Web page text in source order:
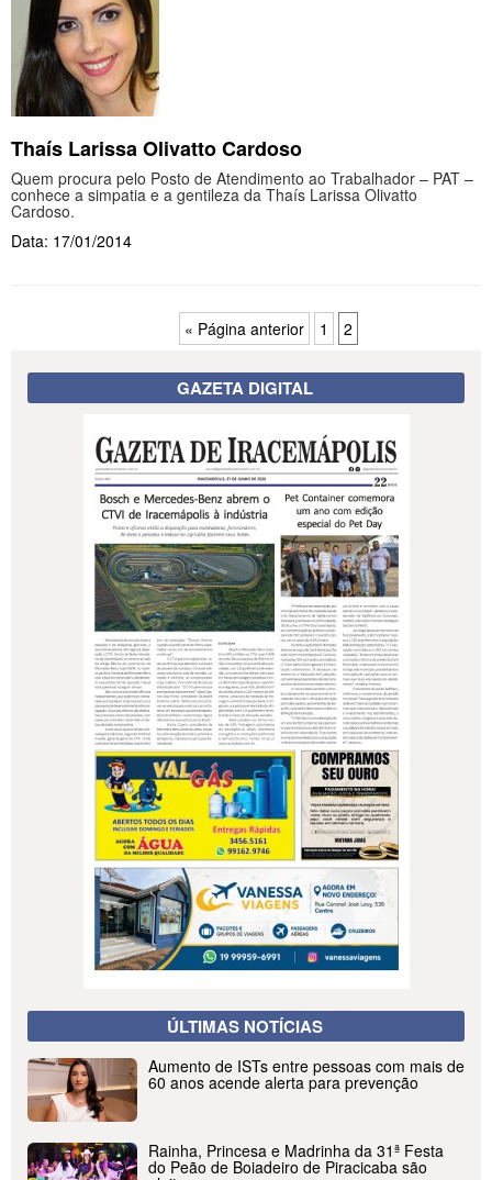
Thaís Larissa Olivatto Cardoso
Quem procura pelo Posto de Atendimento ao Trabalhador – PAT –
conhece a simpatia e a gentileza da Thaís Larissa Olivatto
Cardoso.
Data: 17/01/2014
« Página anterior 1 2
GAZETA DIGITAL
ÚLTIMAS NOTÍCIAS
Aumento de ISTs entre pessoas com mais de
60 anos acende alerta para prevenção
Rainha, Princesa e Madrinha da 31ª Festa
do Peão de Boiadeiro de Piracicaba são